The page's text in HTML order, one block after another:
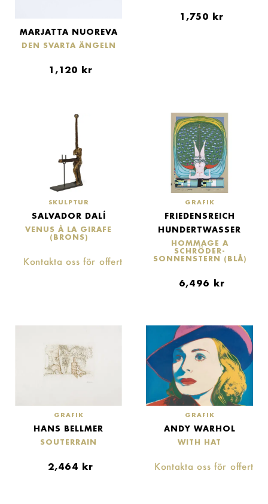
MARJATTA NUOREVA
DEN SVARTA ÄNGELN
1,120 kr
1,750 kr
SKULPTUR
SALVADOR DALÍ
VENUS À LA GIRAFE
(BRONS)
Kontakta oss för offert
GRAFIK
FRIEDENSREICH
HUNDERTWASSER
HOMMAGE A
SCHRÖDER-
SONNENSTERN (BLÅ)
6,496 kr
GRAFIK
HANS BELLMER
SOUTERRAIN
2,464 kr
GRAFIK
ANDY WARHOL
WITH HAT
Kontakta oss för offert